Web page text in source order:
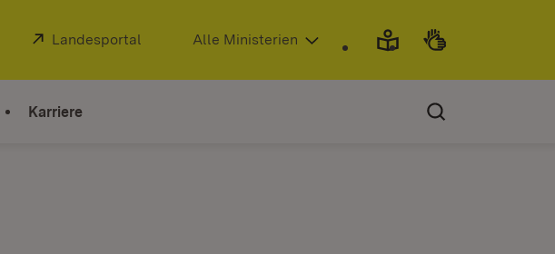
Extern:
Landesportal (Öffnet in neuem Fenster)
Alle Ministerien
Karriere